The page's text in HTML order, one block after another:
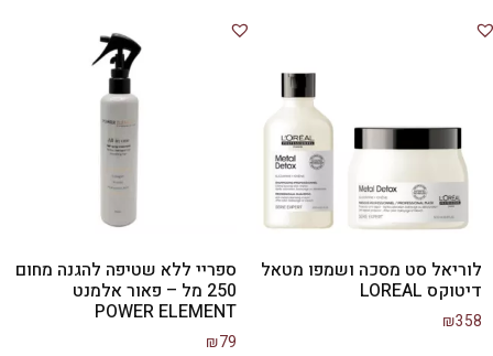
לוריאל סט מסכה ושמפו מטאל
דיטוקס LOREAL
₪358
ספריי ללא שטיפה להגנה מחום
250 מל – פאור אלמנט
POWER ELEMENT
₪79